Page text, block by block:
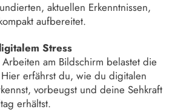
aktuellen Erkenntnissen,
aufbereitet.
Stress
am Bildschirm belastet die
erfährst du, wie du digitalen
vorbeugst und deine Sehkraft
erhältst.